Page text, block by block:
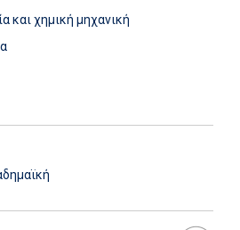
και χημική μηχανική